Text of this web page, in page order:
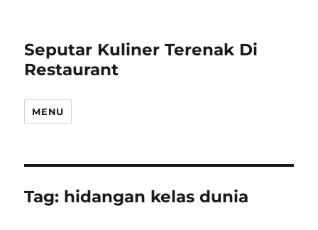
Seputar Kuliner Terenak Di
Restaurant
MENU
Tag: hidangan kelas dunia